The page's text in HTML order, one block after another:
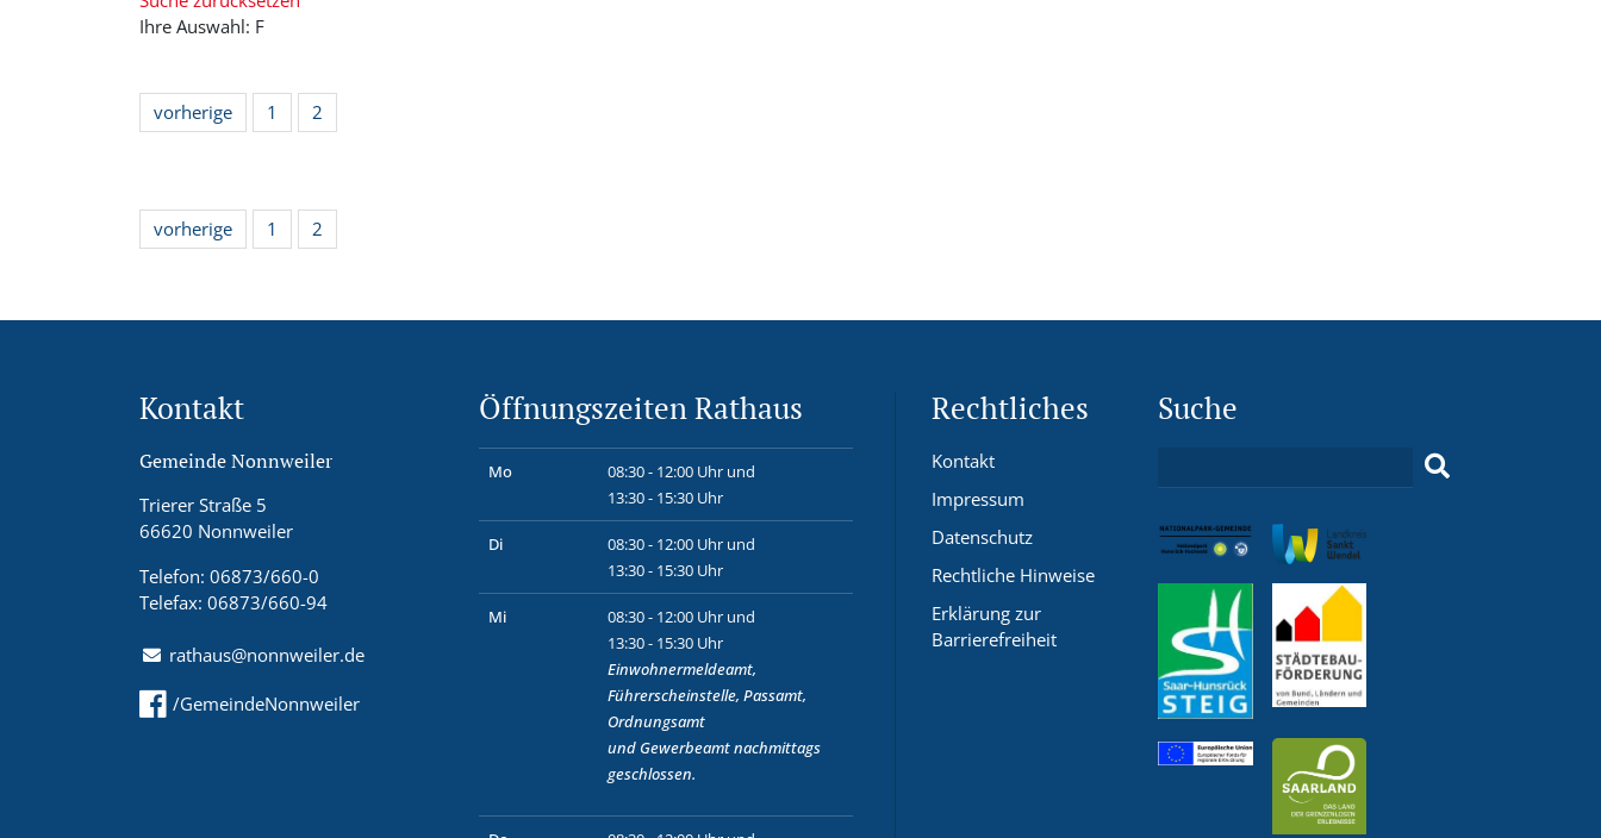
Ihre Auswahl: F
vorherige 1 2
vorherige 1 2
Kontakt
Gemeinde Nonnweiler
Trierer Straße 5
66620 Nonnweiler
Telefon: 06873/660-0
Telefax: 06873/660-94
rathaus@nonnweiler.de
/GemeindeNonnweiler
Öffnungszeiten Rathaus
Mo
08:30 - 12:00 Uhr und
13:30 - 15:30 Uhr
Di
08:30 - 12:00 Uhr und
13:30 - 15:30 Uhr
Mi
08:30 - 12:00 Uhr und
13:30 - 15:30 Uhr
Einwohnermeldeamt,
Führerscheinstelle, Passamt,
Ordnungsamt
und Gewerbeamtnachmittags
geschlossen.
Rechtliches
Kontakt
Impressum
Datenschutz
Rechtliche Hinweise
Erklärung zur
Barrierefreiheit
Suche